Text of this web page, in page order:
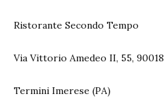
Ristorante Secondo Tempo
Via Vittorio Amedeo II, 55, 90018
Termini Imerese (PA)